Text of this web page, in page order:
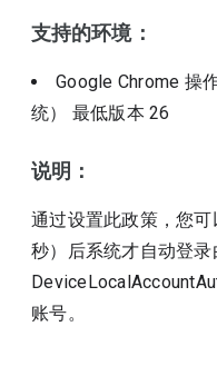
支持的环境：
Google Chrome 操
统） 最低版本26
说明：
通过设置此政策，您
秒）后系统才自动登录
账号。